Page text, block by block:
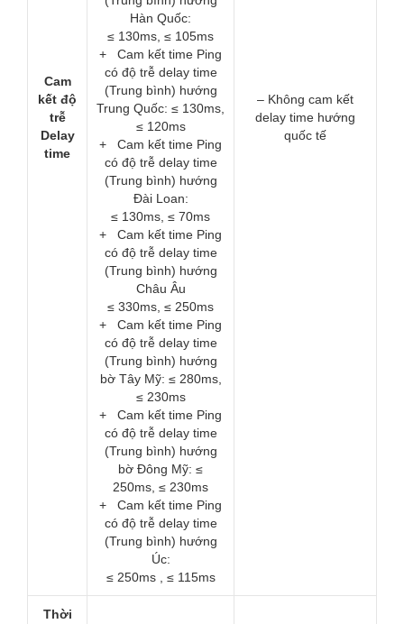
Cam
kết độ
trễ
Delay
time
Hàn Quốc:
≤ 130ms, ≤ 105ms
+ Cam kết time Ping
có độ trễ delay time
(Trung bình) hướng
Trung Quốc: ≤ 130ms,
≤ 120ms
+ Cam kết time Ping
có độ trễ delay time
(Trung bình) hướng
Đài Loan:
≤ 130ms, ≤ 70ms
+ Cam kết time Ping
có độ trễ delay time
(Trung bình) hướng
Châu Âu
≤ 330ms, ≤ 250ms
+ Cam kết time Ping
có độ trễ delay time
(Trung bình) hướng
bờ Tây Mỹ: ≤ 280ms,
≤ 230ms
+ Cam kết time Ping
có độ trễ delay time
(Trung bình) hướng
bờ Đông Mỹ: ≤
250ms, ≤ 230ms
+ Cam kết time Ping
có độ trễ delay time
(Trung bình) hướng
Úc:
≤ 250ms , ≤ 115ms
– Không cam kết
delay time hướng
quốc tế
Thời